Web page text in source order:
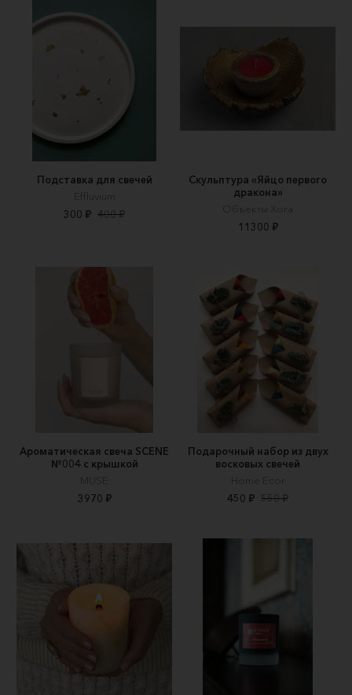
Подставка для свечей
Effluvium
300 ₽ 400 ₽
Скульптура «Яйцо первого
дракона»
Объекты Хога
11300 ₽
Ароматическая свеча SCENE
№004 с крышкой
MUSE
3970 ₽
Подарочный набор из двух
восковых свечей
Home Ecor
450 ₽ 550 ₽